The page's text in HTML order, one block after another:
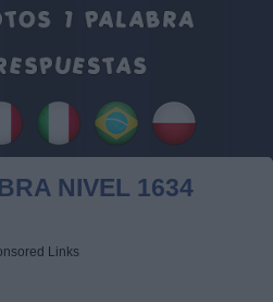
NIVEL 1634
Links